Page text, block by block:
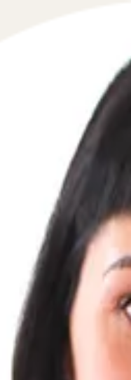
в сфере
свой телефон,